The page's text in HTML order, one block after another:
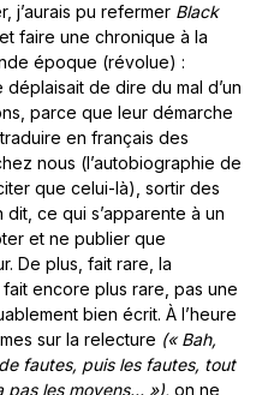
j’aurais pu refermer Black
faire une chronique à la
époque (révolue) :
déplaisait de dire du mal d’un
parce que leur démarche
en français des
nous (l’autobiographie de
que celui-là), sortir des
ce qui s’apparente à un
et ne publier que
De plus, fait rare, la
encore plus rare, pas une
bien écrit. À l’heure
sur la relecture (« Bah,
fautes, puis les fautes, tout
pas les moyens… »), on ne